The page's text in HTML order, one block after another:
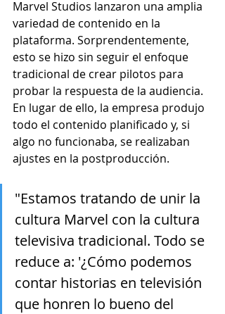
Marvel Studios lanzaron una amplia
variedad de contenido en la
plataforma. Sorprendentemente,
esto se hizo sin seguir el enfoque
tradicional de crear pilotos para
probar la respuesta de la audiencia.
En lugar de ello, la empresa produjo
todo el contenido planificado y, si
algo no funcionaba, se realizaban
ajustes en la postproducción.
"Estamos tratando de unir la
cultura Marvel con la cultura
televisiva tradicional. Todo se
reduce a: '¿Cómo podemos
contar historias en televisión
que honren lo bueno del